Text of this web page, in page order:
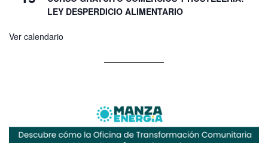
LEY DESPERDICIO ALIMENTARIO
Ver calendario